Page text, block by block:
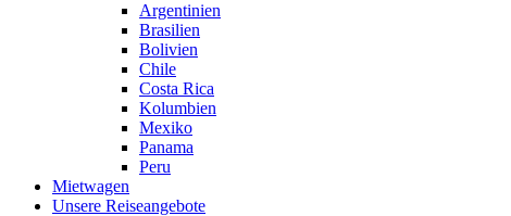
Argentinien
Brasilien
Bolivien
Chile
Costa Rica
Kolumbien
Mexiko
Panama
Peru
Mietwagen
Unsere Reiseangebote